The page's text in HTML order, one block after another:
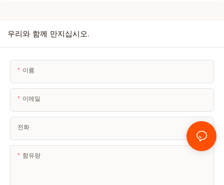
우리와 함께 만지십시오.
이름
이메일
전화
함유량